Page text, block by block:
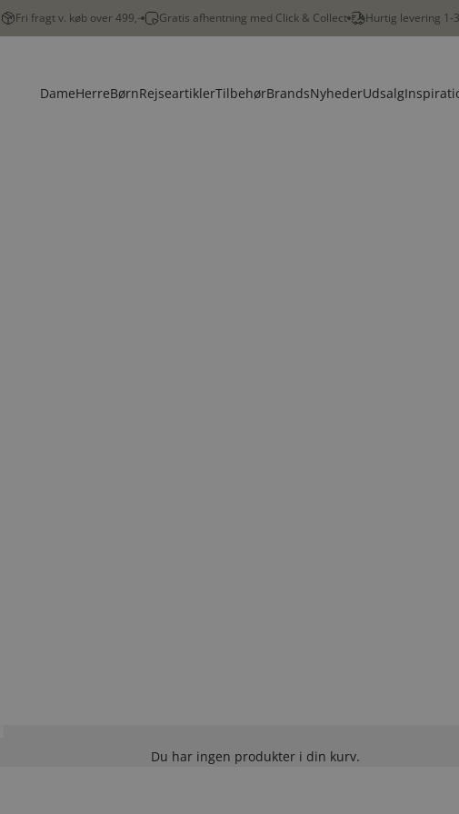
Fri fragt v. køb over 499,- Gratis afhentning med Click & Collect Hurtig levering 1-
DameHerreBørnRejseartiklerTilbehørBrandsNyhederUdsalg
Du har ingen produkter i din kurv.